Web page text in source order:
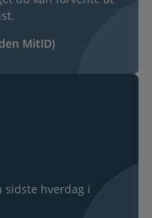
MitID)
sidste hverdag i